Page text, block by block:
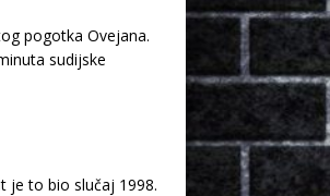
pogotka Ovejana.
sudijske
je to bio slučaj 1998.